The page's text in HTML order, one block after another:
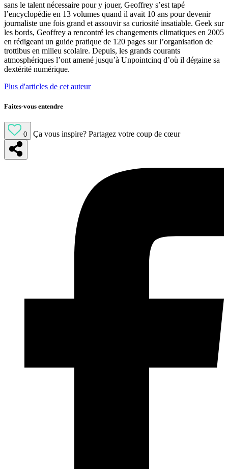
sans le talent nécessaire pour y jouer, Geoffrey s’est tapé
l’encyclopédie en 13 volumes quand il avait 10 ans pour devenir
journaliste une fois grand et assouvir sa curiosité insatiable. Geek sur
les bords, Geoffrey a rencontré les changements climatiques en 2005
en rédigeant un guide pratique de 120 pages sur l’organisation de
trottibus en milieu scolaire. Depuis, les grands courants
atmosphériques l’ont amené jusqu’à Unpointcinq d’où il dégaine sa
dextérité numérique.
Plus d'articles de cet auteur
Faites-vous entendre
0 Ça vous inspire? Partagez votre coup de cœur